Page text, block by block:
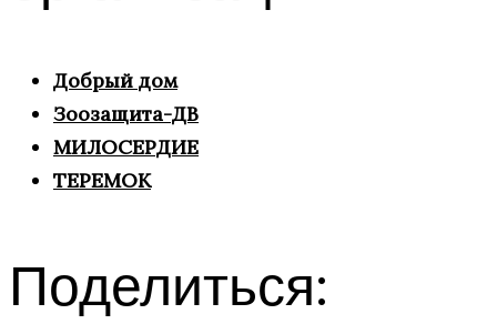
Добрый дом
Зоозащита-ДВ
МИЛОСЕРДИЕ
ТЕРЕМОК
Поделиться: